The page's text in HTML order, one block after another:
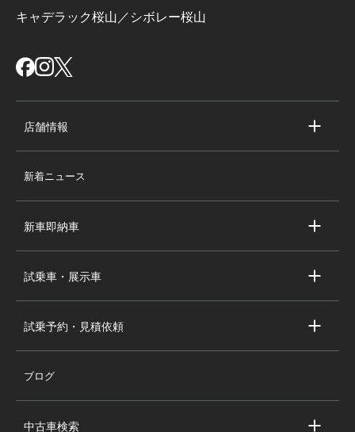
キャデラック桜山／シボレー桜山
店舗情報
スタッフ紹介
新着ニュース
新車即納車
シボレー新車即納車
試乗車・展示車
シボレー試乗車・展示車
試乗予約・見積依頼
試乗予約
ブログ
中古車検索